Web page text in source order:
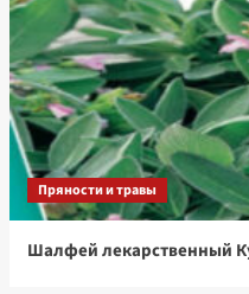
Пряности и травы
Шалфей лекарственный